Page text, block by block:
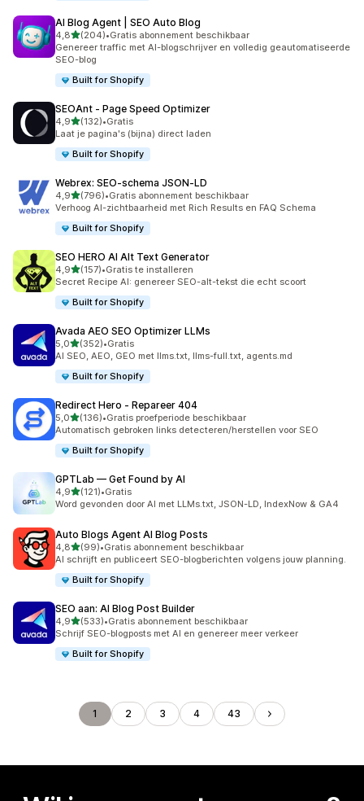
AI Blog Agent | SEO Auto Blog
4,8van 5 sterren
(204)
204 recensies in totaal
•Gratis abonnement beschikbaar
Genereer traffic met AI-blogschrijver en volledig geautomatiseerde
SEO-blog
Built for Shopify
SEOAnt ‑ Page Speed Optimizer
4,9van 5 sterren
(132)
132 recensies in totaal
•Gratis
Laat je pagina's (bijna) direct laden
Built for Shopify
Webrex: SEO‑schema JSON‑LD
4,9van 5 sterren
(796)
796 recensies in totaal
•Gratis abonnement beschikbaar
Verhoog AI-zichtbaarheid met Rich Results en FAQ Schema
Built for Shopify
SEO HERO AI Alt Text Generator
4,9van 5 sterren
(157)
157 recensies in totaal
•Gratis te installeren
Secret Recipe AI: genereer SEO-alt-tekst die echt scoort
Built for Shopify
Avada AEO SEO Optimizer LLMs
5,0van 5 sterren
(352)
352 recensies in totaal
•Gratis
AI SEO, AEO, GEO met llms.txt, llms-full.txt, agents.md
Built for Shopify
Redirect Hero ‑ Repareer 404
5,0van 5 sterren
(136)
136 recensies in totaal
•Gratis proefperiode beschikbaar
Automatisch gebroken links detecteren/herstellen voor SEO
Built for Shopify
GPTLab — Get Found by AI
4,9van 5 sterren
(121)
121 recensies in totaal
•Gratis
Word gevonden door AI met LLMs.txt, JSON-LD, IndexNow & GA4
Auto Blogs Agent AI Blog Posts
4,8van 5 sterren
(99)
99 recensies in totaal
•Gratis abonnement beschikbaar
AI schrijft en publiceert SEO-blogberichten volgens jouw planning.
Built for Shopify
SEO aan: AI Blog Post Builder
4,9van 5 sterren
(533)
533 recensies in totaal
•Gratis abonnement beschikbaar
Schrijf SEO-blogposts met AI en genereer meer verkeer
Built for Shopify
1 2 3 4 43